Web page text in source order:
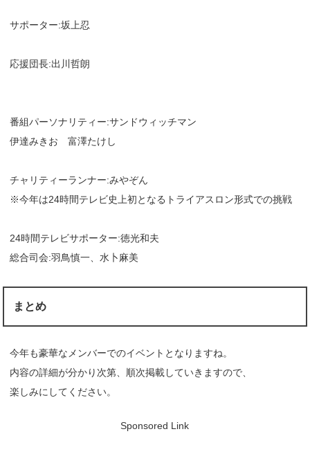
サポーター:坂上忍
応援団長:出川哲朗
番組パーソナリティー:サンドウィッチマン
伊達みきお 富澤たけし
チャリティーランナー:みやぞん
※今年は24時間テレビ史上初となるトライアスロン形式での挑戦
24時間テレビサポーター:徳光和夫
総合司会:羽鳥慎一、水卜麻美
まとめ
今年も豪華なメンバーでのイベントとなりますね。
内容の詳細が分かり次第、順次掲載していきますので、
楽しみにしてください。
Sponsored Link